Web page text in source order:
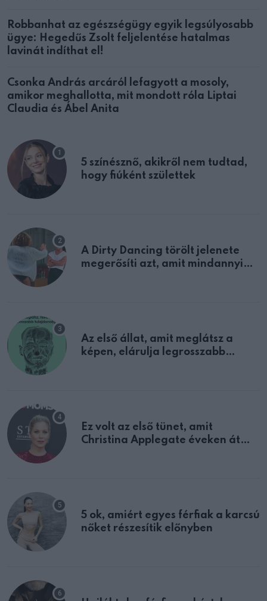
Robbanhat az egészségügy egyik legsúlyosabb
ügye: Hegedűs Zsolt feljelentése hatalmas
lavinát indíthat el!
Csonka András arcáról lefagyott a mosoly,
amikor meghallotta, mit mondott róla Liptai
Claudia és Ábel Anita
5 színésznő, akikről nem tudtad,
hogy fiúként születtek
A Dirty Dancing törölt jelenete
megerősíti azt, amit mindannyian
Az első állat, amit meglátsz a
képen, elárulja legrosszabb
Ez volt az első tünet, amit
Christina Applegate éveken át
5 ok, amiért egyes férfiak a karcsú
nőket részesítik előnyben